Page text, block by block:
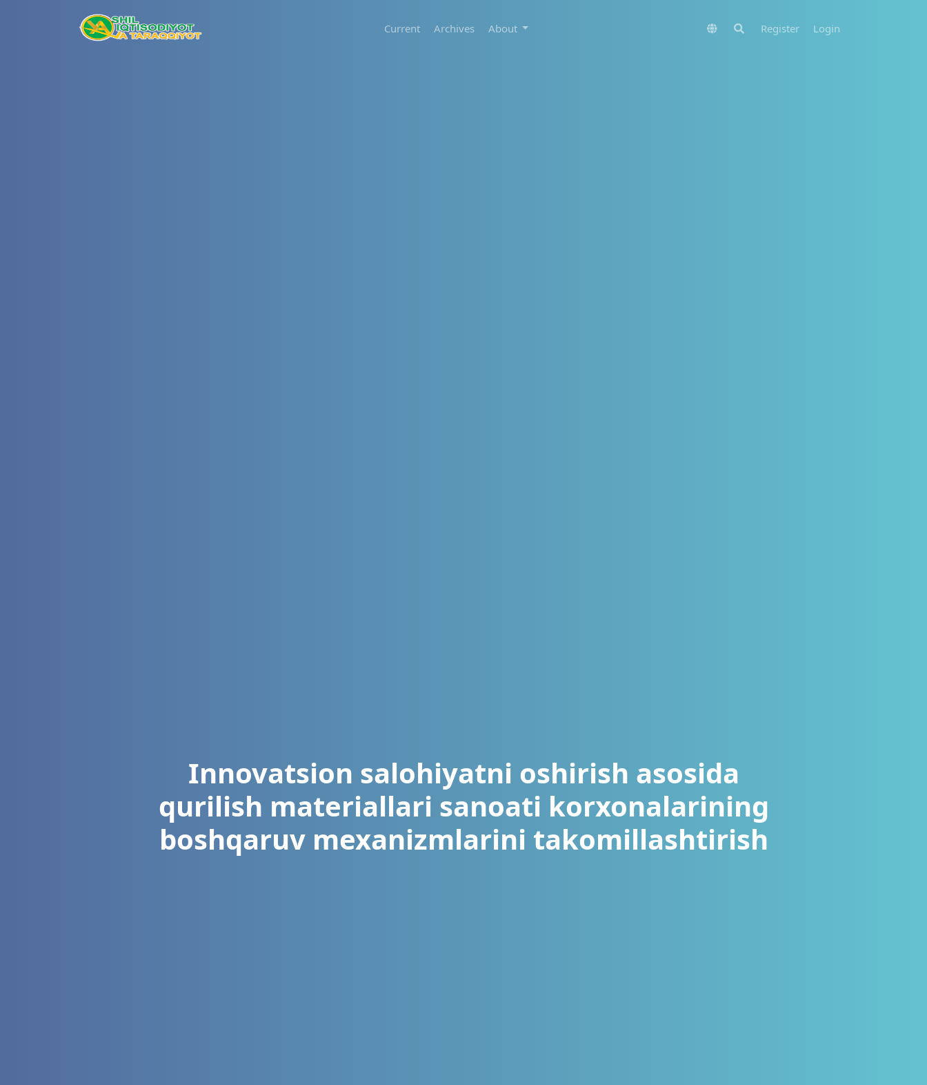
Current Archives About Register Login
Innovatsion salohiyatni oshirish asosida
qurilish materiallari sanoati korxonalarining
boshqaruv mexanizmlarini takomillashtirish